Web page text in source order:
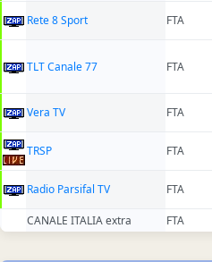
Rete 8 Sport FTA
TLT Canale 77 FTA
Vera TV FTA
TRSP FTA
Radio Parsifal TV FTA
CANALE ITALIA extra FTA